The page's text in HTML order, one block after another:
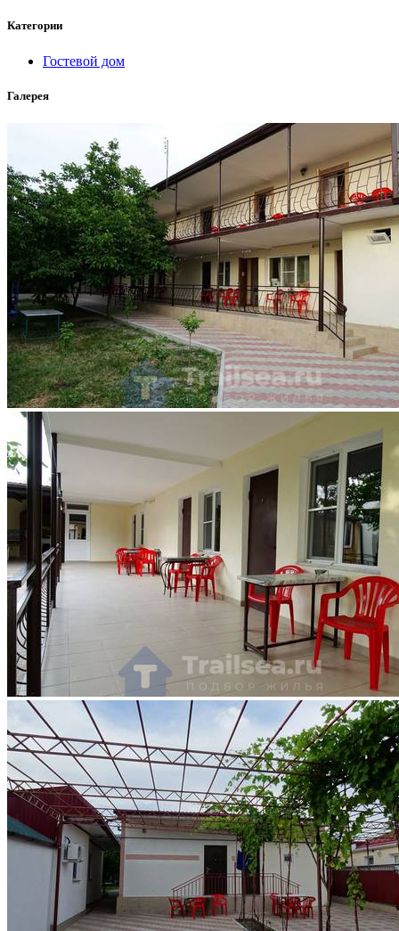
Категории
Гостевой дом
Галерея